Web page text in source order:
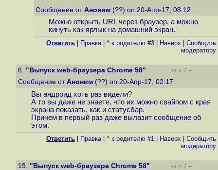
Сообщение от Аноним (??) on 20-Апр-17, 08:12
Можно открыть URL через браузер, а можно
кинуть как ярлык на домашний экран.
Ответить Правка| ^ к родителю #3 Наверх
Cообщить
модератору
6. "Выпуск web-браузера Chrome 58" +5 + / –
Сообщение от Аноним (??) on 20-Апр-17, 02:17
Вы андроид хоть раз видели?
А то вы даже не знаете, что их можно свайпом с края
экрана показать, как и статусбар.
Причем в первый раз даже вылазит сообщение об
этом.
Ответить Правка| ^ к родителю #1 Наверх
Cообщить
модератору
19. "Выпуск web-браузера Chrome 58" +3 + / –